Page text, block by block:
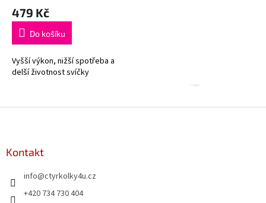
479 Kč
Do košíku
Vyšší výkon, nižší spotřeba a
delší životnost svíčky
Kontakt
info@ctyrkolky4u.cz
+420 734 730 404